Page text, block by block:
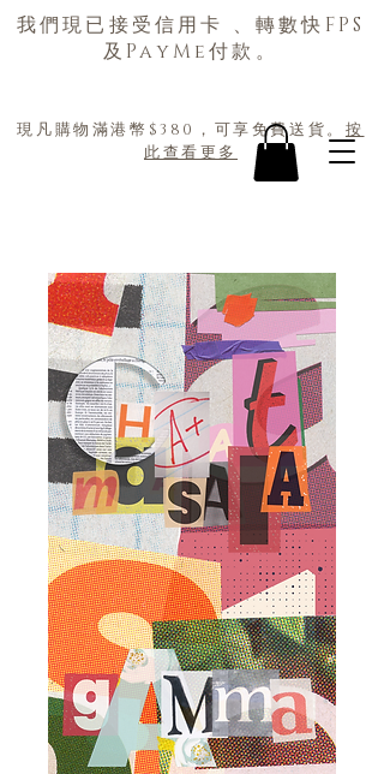
現凡購物滿港幣$380，可享免費送貨。 按
此查看更多
我們現已接受信用卡 、轉數快FPS
及PayMe付款。